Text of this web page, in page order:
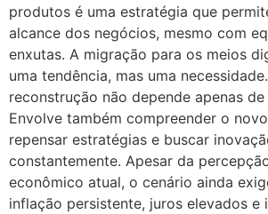
produtos é uma estratégia que
alcance dos negócios, mesmo com
enxutas. A migração para os meios
uma tendência, mas uma
reconstrução não depende apenas
Envolve também compreender o
repensar estratégias e buscar
constantemente. Apesar da
econômico atual, o cenário ainda
inflação persistente, juros elevados e